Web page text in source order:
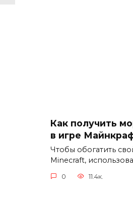
Как получить
в игре
Чтобы обогатить
Minecraft,
0 11.4к.